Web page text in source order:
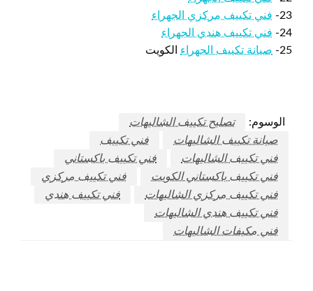
23-
فني تكييف مركزي الجهراء
24-
فني تكييف هندي الجهراء
25-
صيانة تكييف الجهراء الكويت
الوسوم:
تصليح تكييف الشاليهات
صيانة تكييف الشاليهات
فني تكييف
فني تكييف الشاليهات
فني تكييف باكستاني
فني تكييف باكستاني الكويت
فني تكييف مركزي
فني تكييف مركزي الشاليهات
فني تكييف هندي
فني تكييف هندي الشاليهات
فني مكيفات الشاليهات